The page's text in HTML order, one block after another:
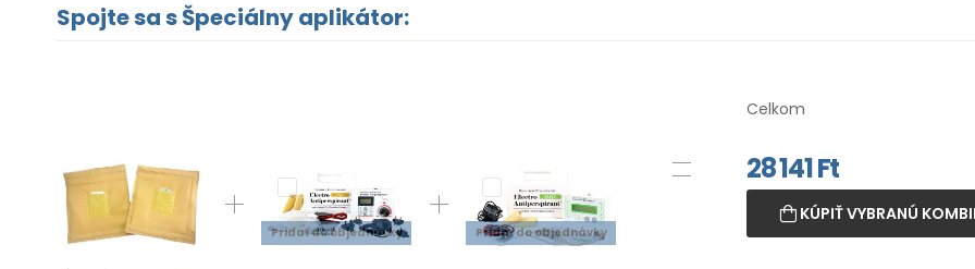
Spojte sa s Špeciálny aplikátor:
Pridať do objednávky Pridať do objednávky
Celkom
28 141Ft
KÚPIŤ VYBRANÚ